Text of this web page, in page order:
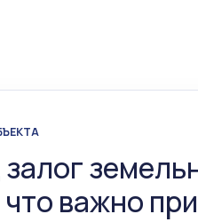
важно